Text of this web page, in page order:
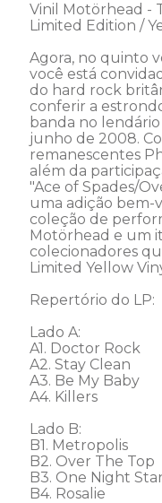
Vinil Motörhead -
Limited Edition /
Agora, no quinto
você está
do hard rock
conferir a
banda no
junho de 2008.
remanescentes
além da
"Ace of Spades/
uma adição bem-
coleção de
Motörhead e um
colecionadores
Limited Yellow
Repertório do LP:
Lado A:
A1. Doctor Rock
A2. Stay Clean
A3. Be My Baby
A4. Killers
Lado B:
B1. Metropolis
B2. Over The Top
B3. One Night
B4. Rosalie